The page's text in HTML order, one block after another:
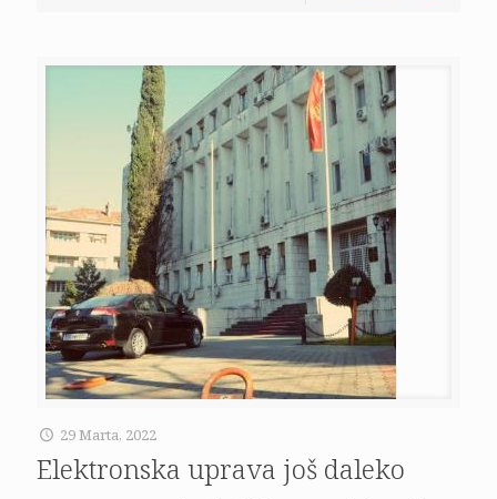
29 Marta, 2022
Elektronska uprava još daleko